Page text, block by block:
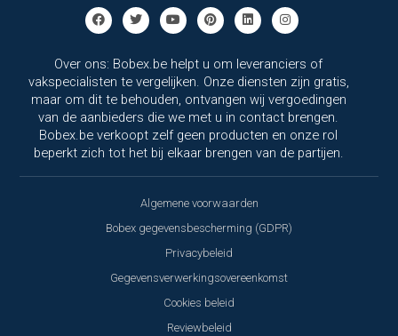
Over ons: Bobex.be helpt u om leveranciers of
vakspecialisten te vergelijken. Onze diensten zijn gratis,
maar om dit te behouden, ontvangen wij vergoedingen
van de aanbieders die we met u in contact brengen.
Bobex.be verkoopt zelf geen producten en onze rol
beperkt zich tot het bij elkaar brengen van de partijen.
Algemene voorwaarden
Bobex gegevensbescherming (GDPR)
Privacybeleid
Gegevensverwerkingsovereenkomst
Cookies beleid
Reviewbeleid